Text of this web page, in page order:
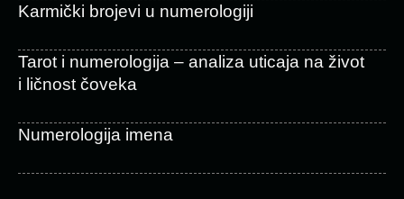
Karmički brojevi u numerologiji
Tarot i numerologija – analiza uticaja na život
i ličnost čoveka
Numerologija imena